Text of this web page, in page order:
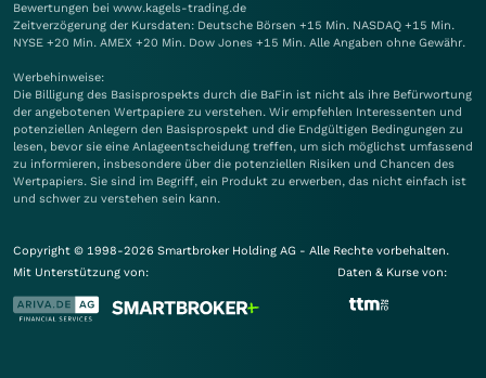
Bewertungen bei www.kagels-trading.de
Zeitverzögerung der Kursdaten: Deutsche Börsen +15 Min. NASDAQ +15 Min.
NYSE +20 Min. AMEX +20 Min. Dow Jones +15 Min. Alle Angaben ohne Gewähr.
Werbehinweise:
Die Billigung des Basisprospekts durch die BaFin ist nicht als ihre Befürwortung
der angebotenen Wertpapiere zu verstehen. Wir empfehlen Interessenten und
potenziellen Anlegern den Basisprospekt und die Endgültigen Bedingungen zu
lesen, bevor sie eine Anlageentscheidung treffen, um sich möglichst umfassend
zu informieren, insbesondere über die potenziellen Risiken und Chancen des
Wertpapiers. Sie sind im Begriff, ein Produkt zu erwerben, das nicht einfach ist
und schwer zu verstehen sein kann.
Copyright © 1998-2026 Smartbroker Holding AG - Alle Rechte vorbehalten.
Mit Unterstützung von:
Daten & Kurse von: